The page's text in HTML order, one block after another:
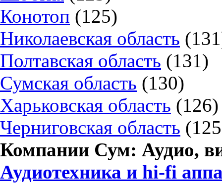
Конотоп (125)
Николаевская область
Полтавская область (131)
Сумская область (130)
Харьковская область (126)
Черниговская область
Компании Сум: Аудио,
Аудиотехника и hi-fi